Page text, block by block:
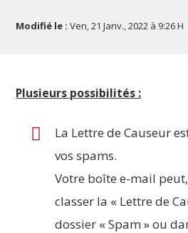
Modifié le : Ven, 21 Janv., 2022 à 9:26 H
Plusieurs possibilités :
La Lettre de Causeur
vos spams.
Votre boîte e-mail
classer la « Lettre de
dossier « Spam » ou